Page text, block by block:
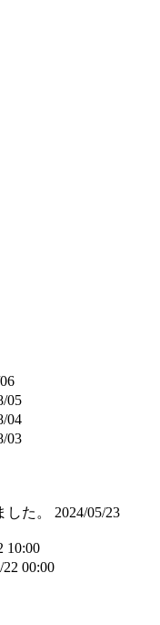
05
04
03
た。
2024/05/23
10:00
22 00:00